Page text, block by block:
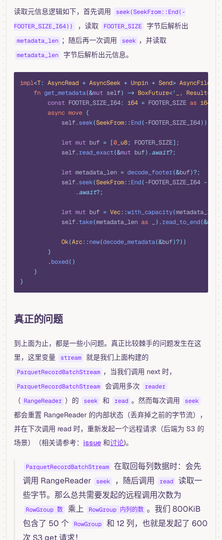
读取元信息逻辑如下，首先调用
seek(SeekFrom::End(-
FOOTER_SIZE_I64))
，读取 FOOTER_SIZE 字节后解析出
metadata_len ；随后再一次调用 seek ，并读取
metadata_len 字节后解析出元信息。
impl<T: AsyncRead + AsyncSeek + Unpin + Send>
    fn
get_metadata(&mut self) -> BoxFuture<' , Result< Arc
        const
FOOTER_SIZE_I64: i64 = FOOTER_SIZE as i64
        async
move {
            self
.seek(SeekFrom::End(-FOOTER_SIZE_I64)).
            let
mut buf = [0_ u8; FOOTER_SIZE];
            self
.read_exact(&mut buf).await?;
            let
metadata_len = decode_footer(&buf)?;
            self
.seek(SeekFrom::End(-FOOTER_SIZE_I64 -
                .
await?;
            let
mut buf = Vec::with_capacity(metadata_len
            self
.take(metadata_len as ).read_to_end(&mut
            Ok
(Arc::new(decode_metadata(&buf)?))
        }
        .
boxed()
    }
}
真正的问题
到上面为止，都是一些小问题。真正比较棘手的问题发生在这
里，这里变量
stream 就是我们上面构建的
ParquetRecordBatchStream ，当我们调用 next 时，
ParquetRecordBatchStream 会调用多次 reader
（ RangeReader ）的 seek 和 read 。然而每次调用 seek
都会重置 RangeReader 的内部状态（丢弃掉之前的字节流），
并在下次调用 read 时，重新发起一个远程请求（后端为 S3 的
场景）（相关请参考： issue 和讨论)。
ParquetRecordBatchStream
在取回每列数据时：会先
调用 RangeReader
seek ，随后调用 read
读取一
些字节。那么总共需要发起的远程调用次数为
RowGroup 数 乘上 RowGroup 内列的数 。我们 800KiB
包含了 50 个
RowGroup
和 12 列，也就是发起了 600
次 S3 get 请求！